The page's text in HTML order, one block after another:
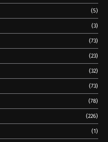
(5)
(3)
(73)
(23)
(32)
(73)
(78)
(226)
(1)